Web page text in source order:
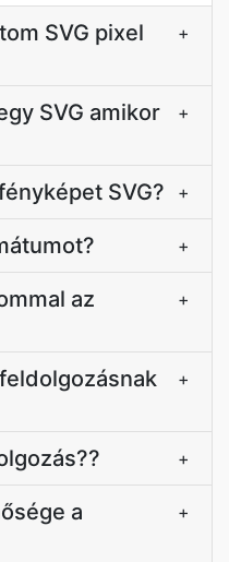
SVG pixel
+
SVG amikor
+
SVG? +
+
az
+
+
+
a
+